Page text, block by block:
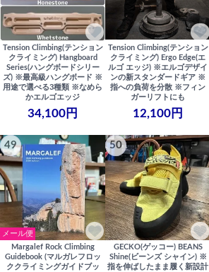
Tension Climbing(テンション
クライミング) Hangboard
Series(ハングボードシリー
ズ) ※最高級ハングボード ※
用途で選べる3種類 ※なめら
かエルゴエッジ
34,100円
Tension Climbing(テンション
クライミング) Ergo Edge(エ
ルゴ エッジ) ※エルゴデザイ
ンの新スタンダードギア ※
指への負荷を分散 ※フィン
ガーリフトにも
12,100円
49
メール便
Margalef Rock Climbing
Guidebook (マルガレフロッ
ククライミングガイドブッ
50
GECKO(ゲッコー) BEANS
Shine(ビーンズ シャイン) ※
指を伸ばしたまま履く新設計